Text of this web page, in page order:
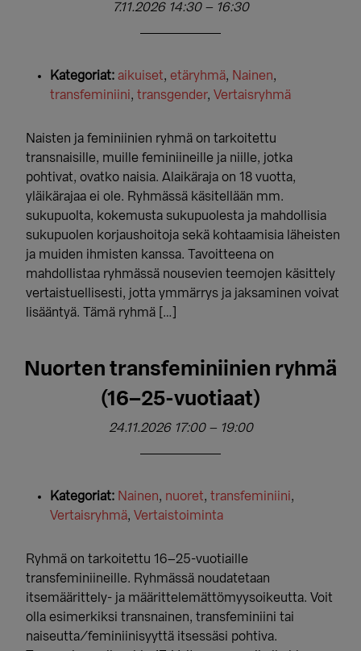
7.11.2026 14:30– 16:30
Kategoriat: aikuiset,etäryhmä, Nainen,
transfeminiini,transgender,Vertaisryhmä
Naisten ja feminiinien ryhmä on tarkoitettu
transnaisille, muille feminiineille ja niille, jotka
pohtivat, ovatko naisia. Alaikäraja on 18 vuotta,
yläikärajaa ei ole. Ryhmässä käsitellään mm.
sukupuolta, kokemusta sukupuolesta ja mahdollisia
sukupuolen korjaushoitoja sekä kohtaamisia läheisten
ja muiden ihmisten kanssa. Tavoitteena on
mahdollistaa ryhmässä nousevien teemojen käsittely
vertaistuellisesti, jotta ymmärrys ja jaksaminen voivat
lisääntyä. Tämä ryhmä […]
Nuorten transfeminiinien ryhmä
(16–25-vuotiaat)
24.11.2026 17:00– 19:00
Kategoriat: Nainen, nuoret,transfeminiini,
Vertaisryhmä,Vertaistoiminta
Ryhmä on tarkoitettu 16–25-vuotiaille
transfeminiineille. Ryhmässä noudatetaan
itsemäärittely- ja määrittelemättömyysoikeutta. Voit
olla esimerkiksi transnainen, transfeminiini tai
naiseutta/feminiinisyyttä itsessäsi pohtiva.